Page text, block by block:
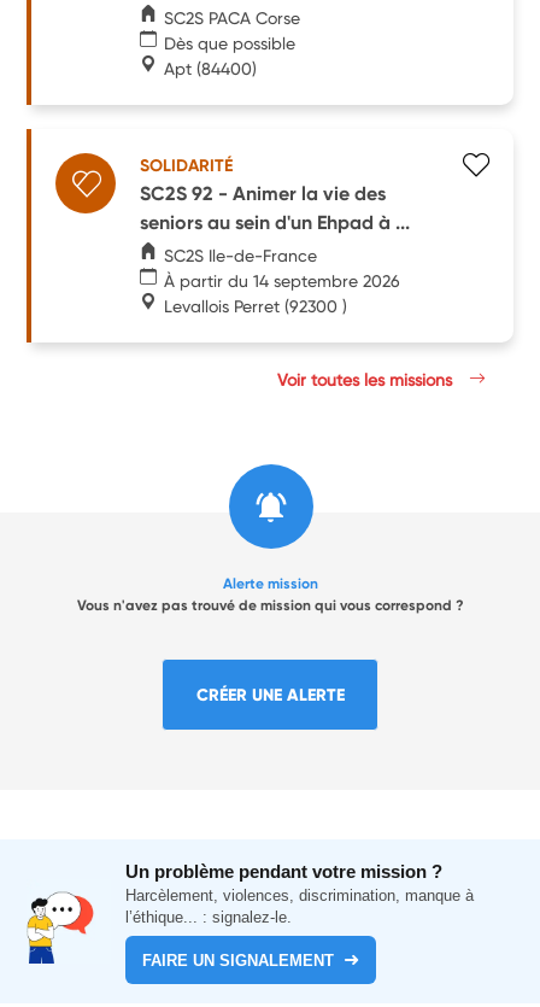
SC2S PACA Corse
Dès que possible
Apt (84400)
SOLIDARITÉ
SC2S 92 - Animer la vie des
seniors au sein d'un Ehpad à ...
SC2S Ile-de-France
À partir du 14 septembre 2026
Levallois Perret (92300 )
Voir toutes les missions
Alerte mission
Vous n'avez pas trouvé de mission qui vous correspond ?
CRÉER UNE ALERTE
Un problème pendant votre mission ?
Harcèlement, violences, discrimination, manque à
l’éthique... : signalez-le.
FAIRE UN SIGNALEMENT